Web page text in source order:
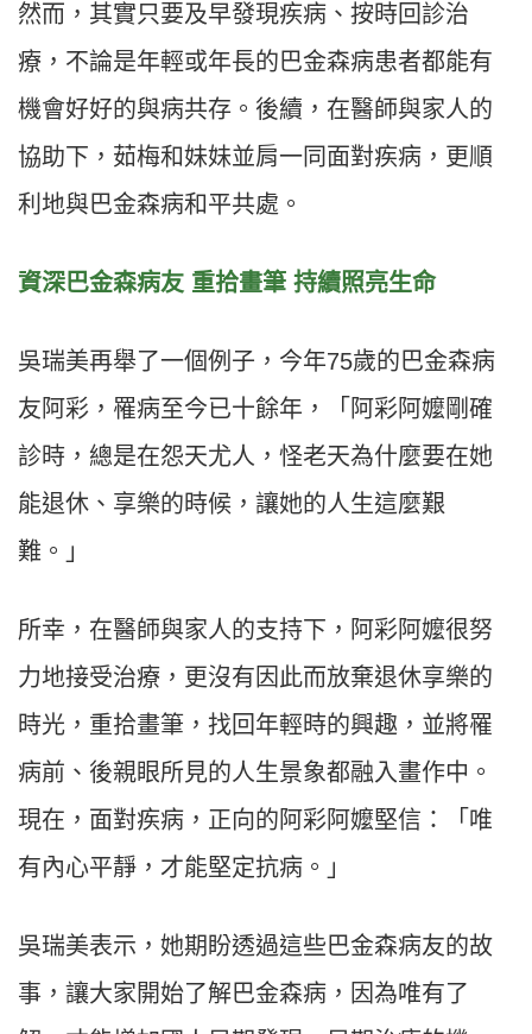
然而，其實只要及早發現疾病、按時回診治
療，不論是年輕或年長的巴金森病患者都能有
機會好好的與病共存。後續，在醫師與家人的
協助下，茹梅和妹妹並肩一同面對疾病，更順
利地與巴金森病和平共處。
資深巴金森病友 重拾畫筆 持續照亮生命
吳瑞美再舉了一個例子，今年75歲的巴金森病
友阿彩，罹病至今已十餘年，「阿彩阿嬤剛確
診時，總是在怨天尤人，怪老天為什麼要在她
能退休、享樂的時候，讓她的人生這麼艱
難。」
所幸，在醫師與家人的支持下，阿彩阿嬤很努
力地接受治療，更沒有因此而放棄退休享樂的
時光，重拾畫筆，找回年輕時的興趣，並將罹
病前、後親眼所見的人生景象都融入畫作中。
現在，面對疾病，正向的阿彩阿嬤堅信：「唯
有內心平靜，才能堅定抗病。」
吳瑞美表示，她期盼透過這些巴金森病友的故
事，讓大家開始了解巴金森病，因為唯有了